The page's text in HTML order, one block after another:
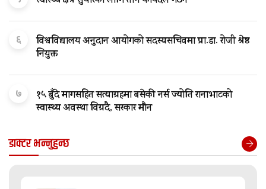
६
विश्वविद्यालय अनुदान आयोगको सदस्यसचिवमा प्रा.डा. रोजी श्रेष्ठ
नियुक्त
७
१५ बुँदे मागसहित सत्याग्रहमा बसेकी नर्स ज्योति रानाभाटको
स्वास्थ्य अवस्था विग्रदै, सरकार मौन
डाक्टर भन्नुहुन्छ